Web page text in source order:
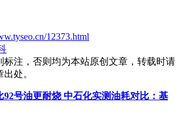
12373.html
标注，否则均为本站原创文章，转载时请
处。
92号油更耐烧 中石化实测油耗对比：基